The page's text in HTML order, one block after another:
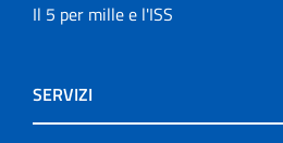
Il 5 per mille e l'ISS
SERVIZI